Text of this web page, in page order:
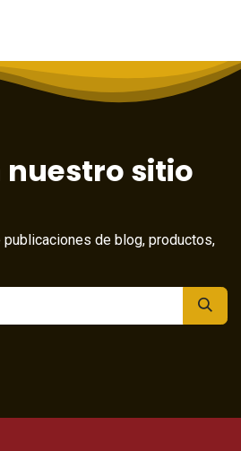
nuestro sitio
de blog, productos,